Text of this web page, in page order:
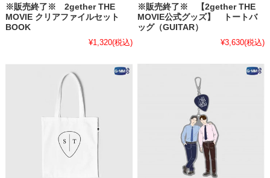
※販売終了※ 2gether THE
MOVIE クリアファイルセット
BOOK
¥1,320(税込)
※販売終了※ 【2gether THE
MOVIE公式グッズ】 トートバ
ッグ（GUITAR）
¥3,630(税込)